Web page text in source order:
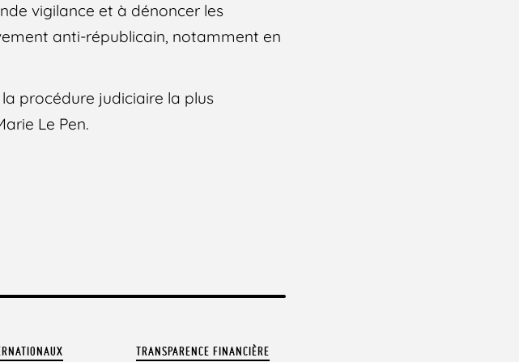
vigilance et à dénoncer les
anti-républicain, notamment en
procédure judiciaire la plus
Le Pen.
TRANSPARENCE FINANCIÈRE